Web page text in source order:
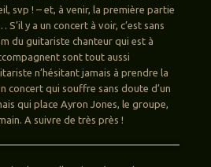
svp ! – et, à venir, la première partie
y a un concert à voir, c’est sans
du guitariste chanteur qui est à
sont tout aussi
n’hésitant jamais à prendre la
concert qui souffre sans doute d’un
qui place Ayron Jones, le groupe,
A suivre de très près !